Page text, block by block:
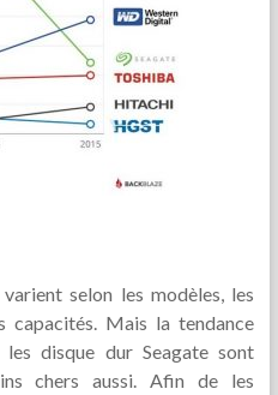
selon les modèles, les
capacités. Mais la tendance
disque dur Seagate sont
chers aussi. Afin de les